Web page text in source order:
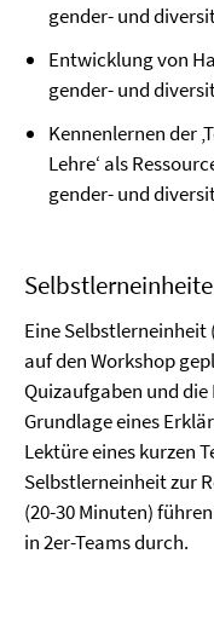
gender- und
Entwicklung von
gender- und
Kennenlernen der
Lehre‘ als
gender- und
Eine
auf den Workshop
Quizaufgaben und
Grundlage eines
Lektüre eines kurzen
Selbstlerneinheit zur
(20-30 Minuten)
in 2er-Teams durch.